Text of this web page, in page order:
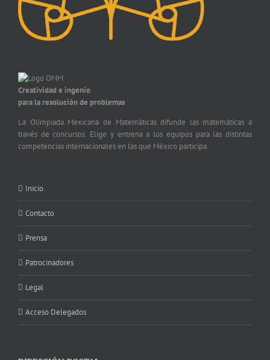
Creatividad e ingenio
para la resolución de problemas
La Olimpiada Mexicana de Matemáticas difunde las matemáticas a
través de concursos. Elige y entrena a los equipos para las distintas
competencias internacionales en las que México participa.
Inicio
Contacto
Prensa
Patrocinadores
Legal
Acceso Delegados